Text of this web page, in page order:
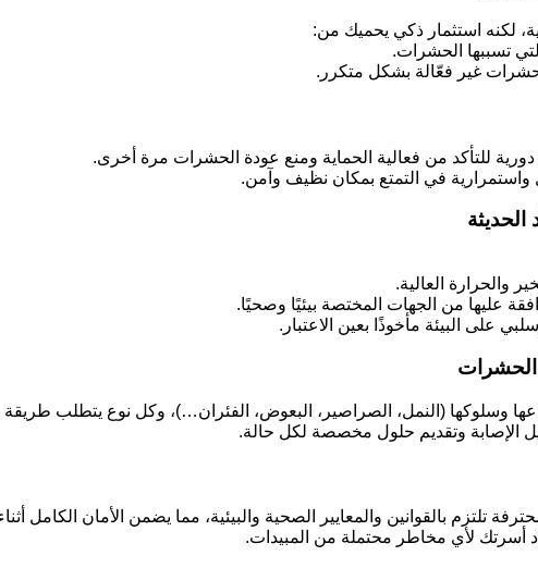
لكنه استثمار ذكي يحميك من:
تسببها الحشرات.
غير فعّالة بشكل متكرر.
للتأكد من فعالية الحماية ومنع عودة الحشرات مرة أخرى.
واستمرارية في التمتع بمكان نظيف وآمن.
والحرارة العالية.
عليها من الجهات المختصة بيئيًا وصحيًا.
على البيئة مأخوذًا بعين الاعتبار.
وسلوكها (النمل، الصراصير، البعوض، الفئران…)، وكل نوع يتطلب
الإصابة وتقديم حلول مخصصة لكل حالة.
تلتزم بالقوانين والمعايير الصحية والبيئية، مما يضمن الأمان الكامل
لأي مخاطر محتملة من المبيدات.